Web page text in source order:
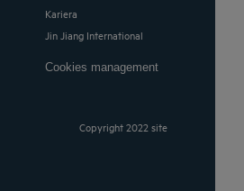
Kariera
Jin Jiang International
Cookies management
Copyright 2022 site